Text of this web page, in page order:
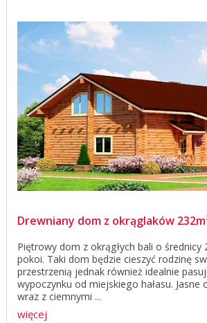
Drewniany dom z okrąglaków
Piętrowy dom z okrągłych bali o średnicy
pokoi. Taki dom będzie cieszyć rodzinę
przestrzenią jednak również idealnie
wypoczynku od miejskiego hałasu. Jasne
wraz z ciemnymi ...
więcej